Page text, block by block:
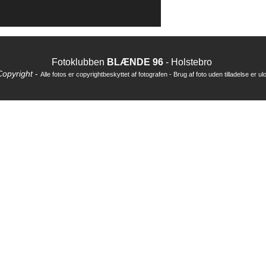
Fotoklubben BLÆNDE 96 - Holstebro
- Alle fotos er copyrightbeskyttet af fotografen - Brug af foto uden tilladelse er